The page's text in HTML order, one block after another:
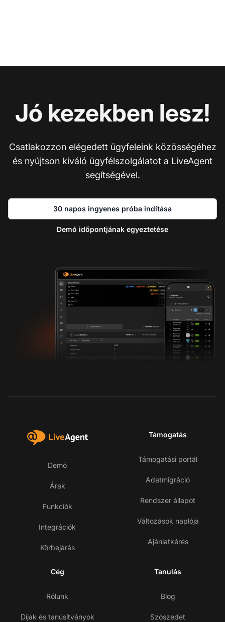
Jó kezekben lesz!
Csatlakozzon elégedett ügyfeleink közösségéhez
és nyújtson kiváló ügyfélszolgálatot a LiveAgent
segítségével.
30 napos ingyenes próba indítása
Demó időpontjának egyeztetése
Demó
Árak
Funkciók
Integrációk
Körbejárás
Támogatás
Támogatási portál
Adatmigráció
Rendszer állapot
Változások naplója
Ajánlatkérés
Cég
Rólunk
Díjak és tanúsítványok
Tanulás
Blog
Szószedet